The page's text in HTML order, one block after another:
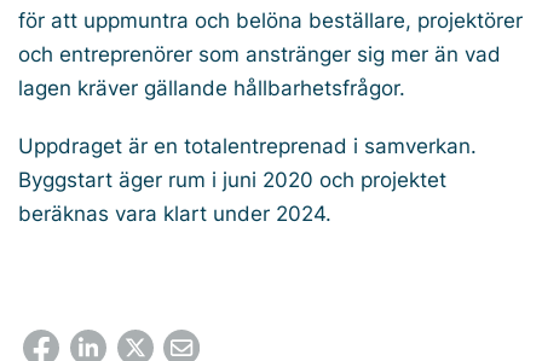
för att uppmuntra och belöna beställare, projektörer
och entreprenörer som anstränger sig mer än vad
lagen kräver gällande hållbarhetsfrågor.
Uppdraget är en totalentreprenad i samverkan.
Byggstart äger rum i juni 2020 och projektet
beräknas vara klart under 2024.